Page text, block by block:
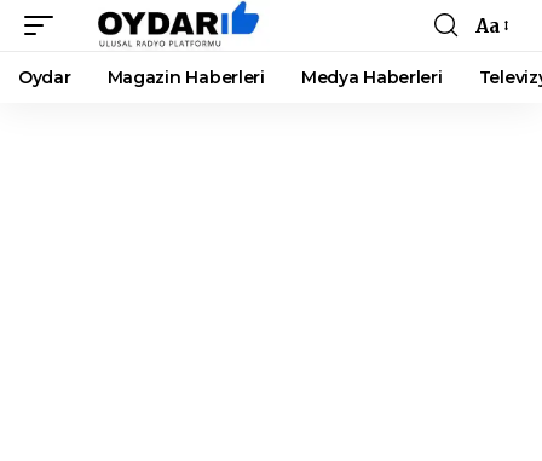
Font
Resizer
Aa
Oydar Magazin Haberleri Medya Haberleri